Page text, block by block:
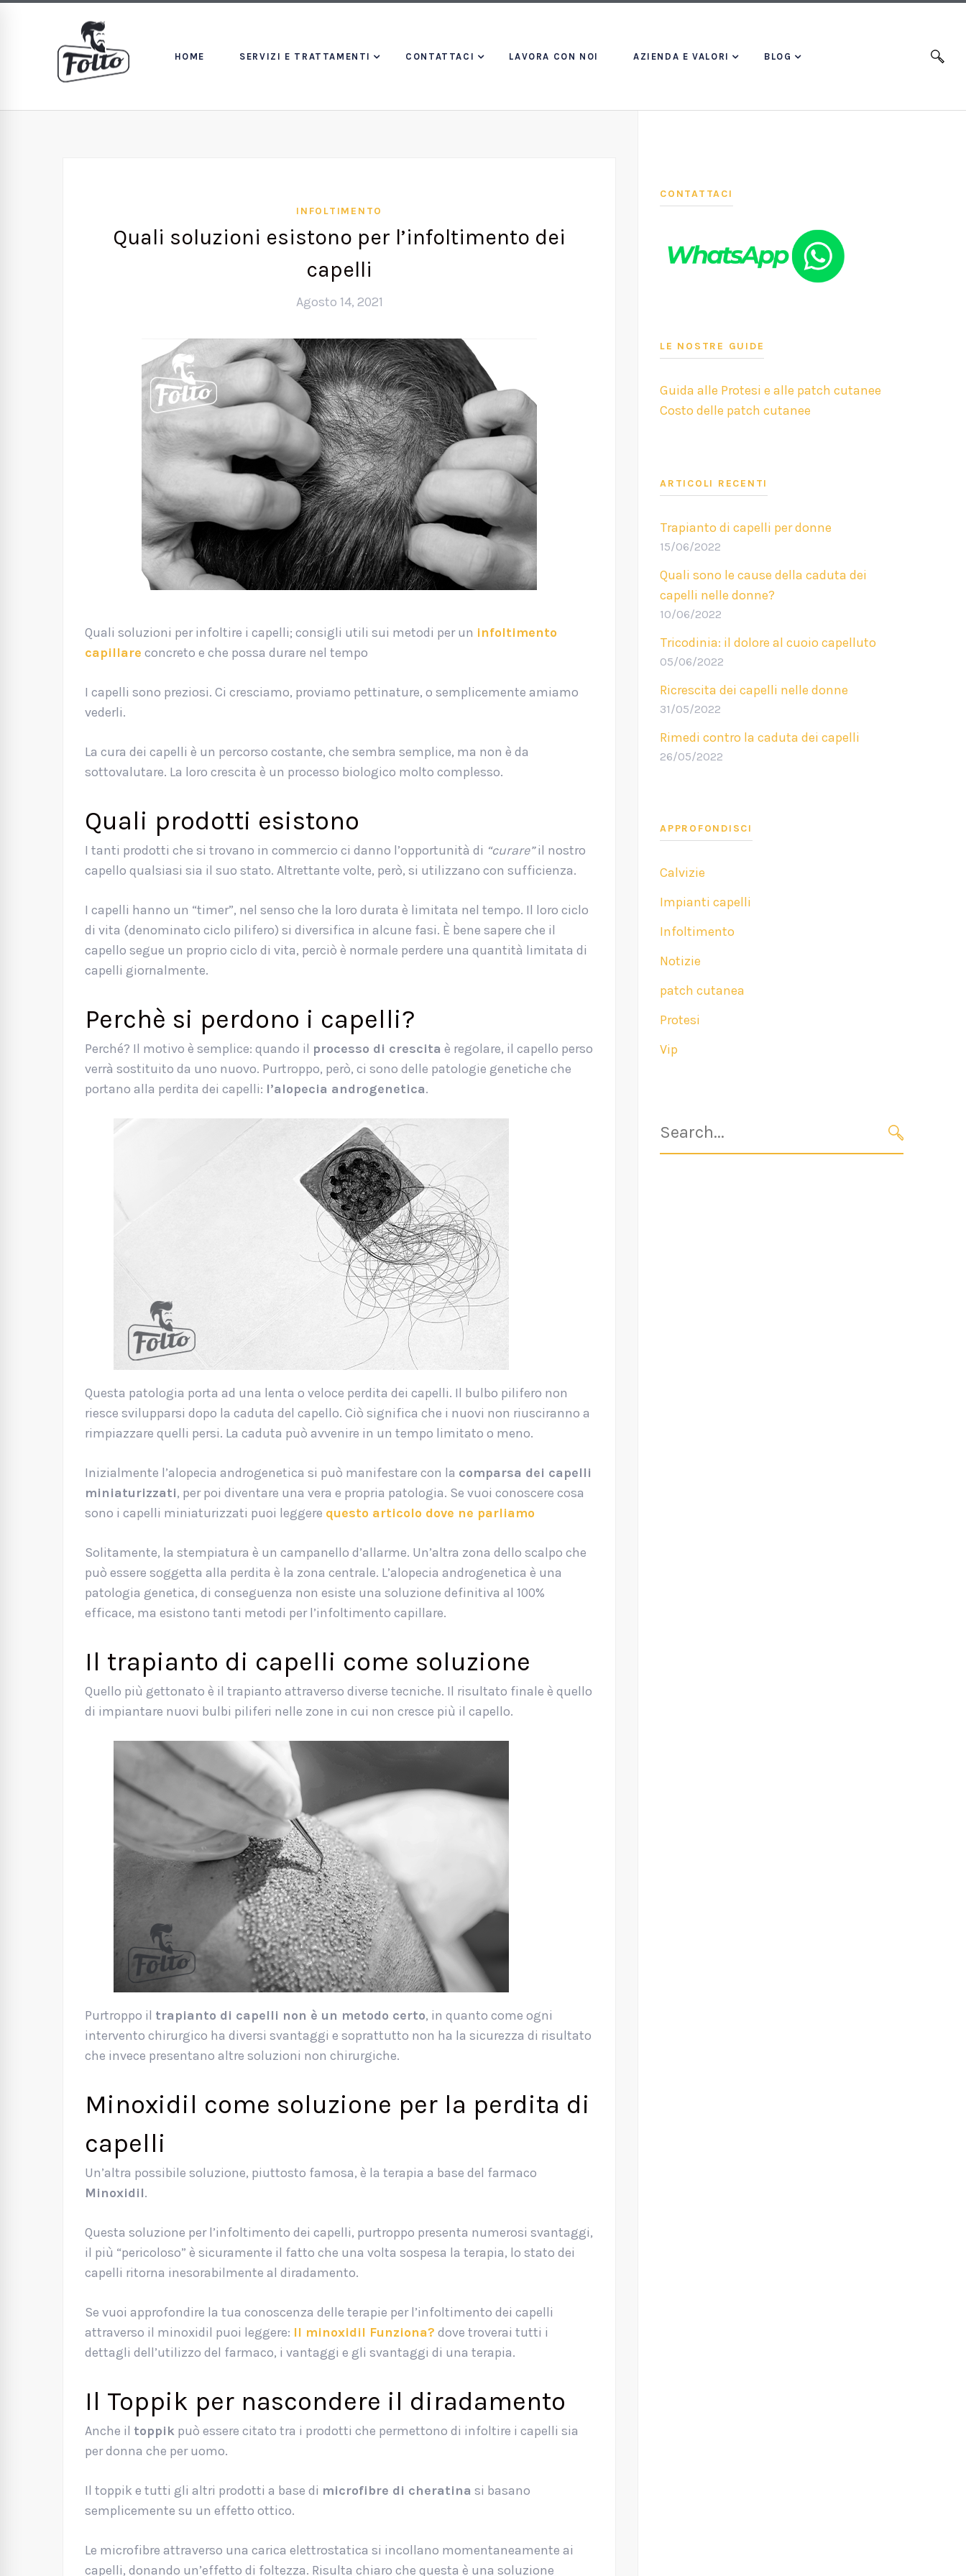
HOME SERVIZI E TRATTAMENTI CONTATTACI LAVORA CON NOI AZIENDA E VALORI BLOG
INFOLTIMENTO
Quali soluzioni esistono per l’infoltimento dei
capelli
Agosto 14, 2021
Quali soluzioni per infoltire i capelli; consigli utili sui metodi per un infoltimento
capillare concreto e che possa durare nel tempo
I capelli sono preziosi. Ci cresciamo, proviamo pettinature, o semplicemente amiamo
vederli.
La cura dei capelli è un percorso costante, che sembra semplice, ma non è da
sottovalutare. La loro crescita è un processo biologico molto complesso.
Quali prodotti esistono
I tanti prodotti che si trovano in commercio ci danno l’opportunità di “curare”il nostro
capello qualsiasi sia il suo stato. Altrettante volte, però, si utilizzano con sufficienza.
I capelli hanno un “timer”, nel senso che la loro durata è limitata nel tempo. Il loro ciclo
di vita (denominato ciclo pilifero) si diversifica in alcune fasi. È bene sapere che il
capello segue un proprio ciclo di vita, perciò è normale perdere una quantità limitata di
capelli giornalmente.
Perchè si perdono i capelli?
Perché? Il motivo è semplice: quando il processo di crescita è regolare, il capello perso
verrà sostituito da uno nuovo. Purtroppo, però, ci sono delle patologie genetiche che
portano alla perdita dei capelli: l’alopecia androgenetica
Questa patologia porta ad una lenta o veloce perdita dei capelli. Il bulbo pilifero non
riesce svilupparsi dopo la caduta del capello. Ciò significa che i nuovi non riusciranno a
rimpiazzare quelli persi. La caduta può avvenire in un tempo limitato o meno.
Inizialmente l’alopecia androgenetica si può manifestare con la comparsa dei capelli
miniaturizzati , per poi diventare una vera e propria patologia. Se vuoi conoscere cosa
sono i capelli miniaturizzati puoi leggere questo articolo dove ne parliamo
Solitamente, la stempiatura è un campanello d’allarme. Un’altra zona dello scalpo che
può essere soggetta alla perdita è la zona centrale. L’alopecia androgenetica è una
patologia genetica, di conseguenza non esiste una soluzione definitiva al 100%
efficace, ma esistono tanti metodi per l’infoltimento capillare.
Il trapianto di capelli come soluzione
Quello più gettonato è il trapianto attraverso diverse tecniche. Il risultato finale è quello
di impiantare nuovi bulbi piliferi nelle zone in cui non cresce più il capello.
Purtroppo il trapianto di capelli non è un metodo certo , in quanto come ogni
intervento chirurgico ha diversi svantaggi e soprattutto non ha la sicurezza di risultato
che invece presentano altre soluzioni non chirurgiche.
Minoxidil come soluzione per la perdita di
capelli
Un’altra possibile soluzione, piuttosto famosa, è la terapia a base del farmaco
Minoxidil
Questa soluzione per l’infoltimento dei capelli, purtroppo presenta numerosi svantaggi,
il più “pericoloso” è sicuramente il fatto che una volta sospesa la terapia, lo stato dei
capelli ritorna inesorabilmente al diradamento.
Se vuoi approfondire la tua conoscenza delle terapie per l’infoltimento dei capelli
attraverso il minoxidil puoi leggere: Il minoxidil Funziona? dove troverai tutti i
dettagli dell’utilizzo del farmaco, i vantaggi e gli svantaggi di una terapia.
Il Toppik per nascondere il diradamento
Anche il toppik può essere citato tra i prodotti che permettono di infoltire i capelli sia
per donna che per uomo.
Il toppik e tutti gli altri prodotti a base di microfibre di cheratina si basano
semplicemente su un effetto ottico.
Le microfibre attraverso una carica elettrostatica si incollano momentaneamente ai
capelli, donando un’effetto di foltezza. Risulta chiaro che questa è una soluzione
CONTATTACI
LE NOSTRE GUIDE
Guida alle Protesi e alle patch cutanee
Costo delle patch cutanee
ARTICOLI RECENTI
Trapianto di capelli per donne
15/06/2022
Quali sono le cause della caduta dei
capelli nelle donne?
10/06/2022
Tricodinia: il dolore al cuoio capelluto
05/06/2022
Ricrescita dei capelli nelle donne
31/05/2022
Rimedi contro la caduta dei capelli
26/05/2022
APPROFONDISCI
Calvizie
Impianti capelli
Infoltimento
Notizie
patch cutanea
Protesi
Vip